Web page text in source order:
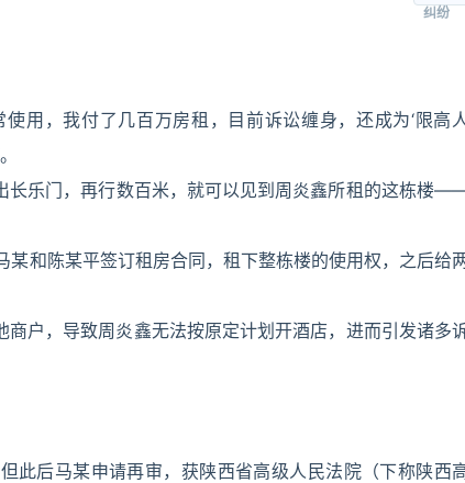
纠纷
用，我付了几百万房租，目前诉讼缠身，还成为‘限高
长乐门，再行数百米，就可以见到周炎鑫所租的这栋楼
和陈某平签订租房合同，租下整栋楼的使用权，之后给
户，导致周炎鑫无法按原定计划开酒店，进而引发诸多
此后马某申请再审，获陕西省高级人民法院（下称陕西